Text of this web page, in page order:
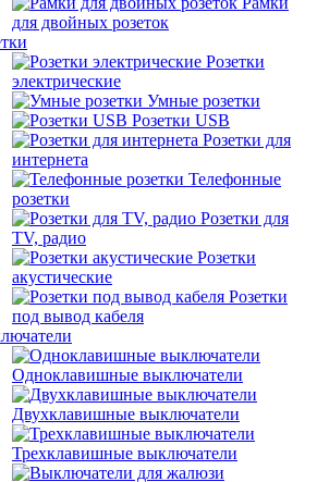
для двойных розеток
Розетки
электрические
Умные розетки
Розетки USB
Розетки для
интернета
Телефонные
розетки
Розетки для
TV, радио
Розетки
акустические
Розетки
под вывод кабеля
Одноклавишные выключатели
Двухклавишные выключатели
Трехклавишные выключатели